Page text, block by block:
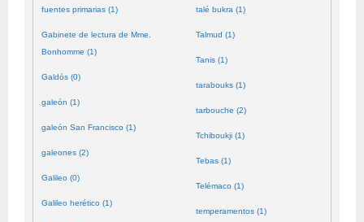
fuentes primarias (1)
Gabinete de lectura de Mme.
Bonhomme (1)
Galdós (0)
galeón (1)
galeón San Francisco (1)
galeones (2)
Galileo (0)
Galileo herético (1)
talé bukra (1)
Talmud (1)
Tanis (1)
tarabouks (1)
tarbouche (2)
Tchiboukji (1)
Tebas (1)
Telémaco (1)
temperamentos (1)